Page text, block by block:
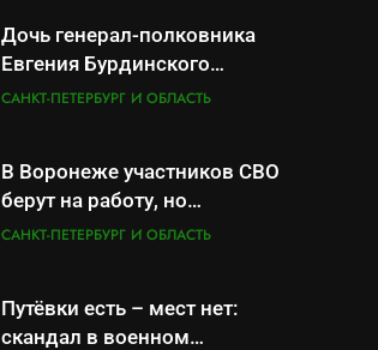
Дочь генерал-полковника
Евгения Бурдинского
оказывает платные услуги
САНКТ-ПЕТЕРБУРГ И ОБЛАСТЬ
В Воронеже участников СВО
берут на работу, но
удержаться удаётся не всем
САНКТ-ПЕТЕРБУРГ И ОБЛАСТЬ
Путёвки есть – мест нет:
скандал в военном